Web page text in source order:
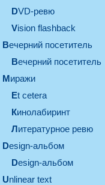
DVD-ревю
Vision flashback
вечерний посетитель
вечерний посетитель
миражи
et cetera
кинолабиринт
литературное ревю
design-альбом
design-альбом
unlinear text